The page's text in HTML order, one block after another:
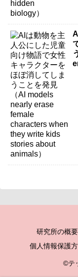
研究所の概要
個人情報保護
©テ